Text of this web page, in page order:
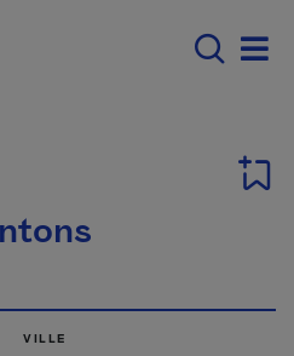
navigation -
VILLE